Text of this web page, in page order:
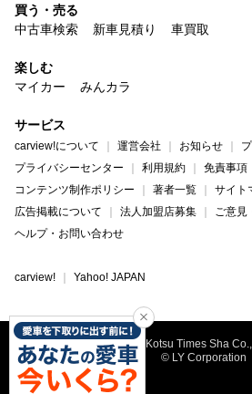
買う・売る
中古車検索
新車見積り 車買取
楽しむ
マイカー
みんカラ
サービス
carview!について 運営会社 お知らせ
プライバシーセンター
利用規約
免責事項
コンテンツ制作ポリシー
著者一覧
サイト
広告掲載について
法人加盟店募集
ご意見
ヘルプ・お問い合わせ
carview! Yahoo! JAPAN
©Kotsu Times Sha
© LY Corporation